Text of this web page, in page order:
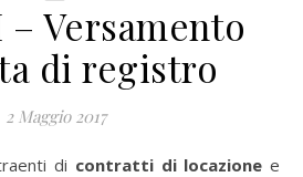
Versamento
di registro
2 Maggio 2017
di contratti di locazione e